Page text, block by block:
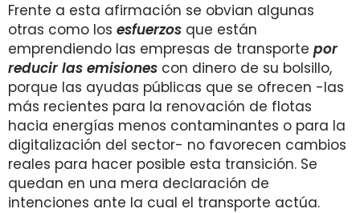
Frente a esta afirmación se obvian algunas
otras como los esfuerzos que están
emprendiendo las empresas de transporte por
reducir las emisiones con dinero de su bolsillo,
porque las ayudas públicas que se ofrecen -las
más recientes para la renovación de flotas
hacia energías menos contaminantes o para la
digitalización del sector- no favorecen cambios
reales para hacer posible esta transición. Se
quedan en una mera declaración de
intenciones ante la cual el transporte actúa.